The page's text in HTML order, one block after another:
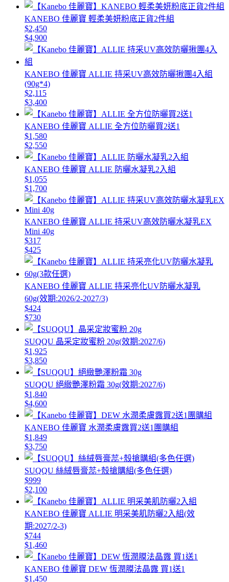
KANEBO 佳麗寶 輕柔美妍粉底正貨2件組
$2,450
$4,900
KANEBO 佳麗寶 ALLIE 持采UV高效防曬揪團4入組
(90g*4)
$2,115
$3,400
KANEBO 佳麗寶 ALLIE 全方位防曬買2送1
$1,580
$2,550
KANEBO 佳麗寶 ALLIE 防曬水凝乳2入組
$1,055
$1,700
KANEBO 佳麗寶 ALLIE 持采UV高效防曬水凝乳EX
Mini 40g
$317
$425
KANEBO 佳麗寶 ALLIE 持采亮化UV防曬水凝乳
60g(效期:2026/2-2027/3)
$424
$730
SUQQU 晶采定妝蜜粉 20g(效期:2027/6)
$1,925
$3,850
SUQQU 絕緻艷澤粉霜 30g(效期:2027/6)
$1,840
$4,600
KANEBO 佳麗寶 水潤柔膚露買2送1團購組
$1,849
$3,750
SUQQU 絲絨唇膏蕊+殼搶購組(多色任選)
$999
$2,100
KANEBO 佳麗寶 ALLIE 明采美肌防曬2入組(效
期:2027/2-3)
$744
$1,460
KANEBO 佳麗寶 DEW 恆潤膜法晶露 買1送1
$1,450